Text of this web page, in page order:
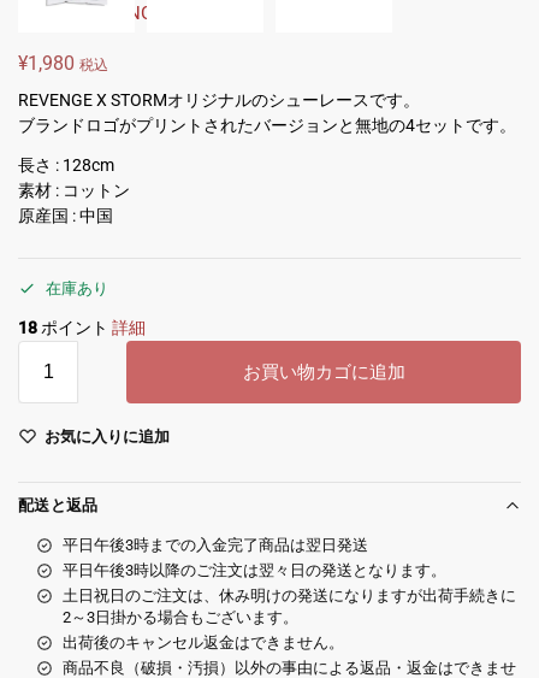
Brands: REVENGE X STORM
¥1,980 税込
REVENGE X STORMオリジナルのシューレースです。
ブランドロゴがプリントされたバージョンと無地の4セットです。
長さ : 128cm
素材 : コットン
原産国 : 中国
在庫あり
18 ポイント 詳細
お買い物カゴに追加
お気に入りに追加
配送と返品
平日午後3時までの入金完了商品は翌日発送
平日午後3時以降のご注文は翌々日の発送となります。
土日祝日のご注文は、休み明けの発送になりますが出荷手続きに
2～3日掛かる場合もございます。
出荷後のキャンセル返金はできません。
商品不良（破損・汚損）以外の事由による返品・返金はできませ